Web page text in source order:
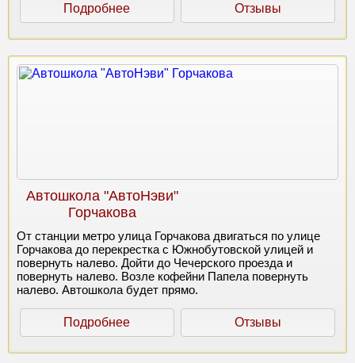
Подробнее Отзывы
Автошкола "АвтоНэви"
Горчакова
От станции метро улица Горчакова двигаться по улице
Горчакова до перекрестка с Южнобутовской улицей и
повернуть налево. Дойти до Чечерского проезда и
повернуть налево. Возле кофейни Папела повернуть
налево. Автошкола будет прямо.
Подробнее Отзывы